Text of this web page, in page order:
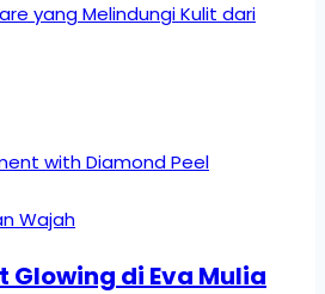
yang Melindungi Kulit dari
Wajah
Glowing di Eva Mulia